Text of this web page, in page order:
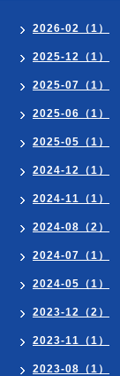
2026-02（1）
2025-12（1）
2025-07（1）
2025-06（1）
2025-05（1）
2024-12（1）
2024-11（1）
2024-08（2）
2024-07（1）
2024-05（1）
2023-12（2）
2023-11（1）
2023-08（1）